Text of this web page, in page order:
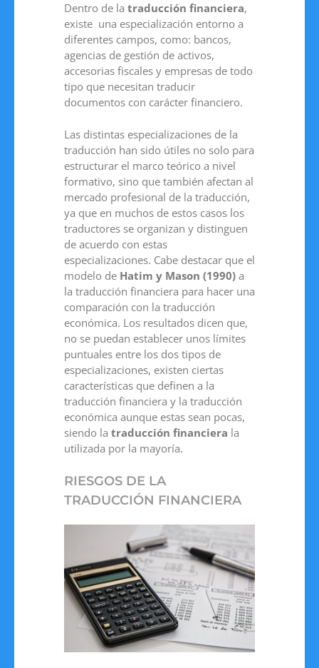
Dentro de la traducción financiera,
existe una especialización entorno a
diferentes campos, como: bancos,
agencias de gestión de activos,
accesorias fiscales y empresas de todo
tipo que necesitan traducir
documentos con carácter financiero.
Las distintas especializaciones de la
traducción han sido útiles no solo para
estructurar el marco teórico a nivel
formativo, sino que también afectan al
mercado profesional de la traducción,
ya que en muchos de estos casos los
traductores se organizan y distinguen
de acuerdo con estas
especializaciones. Cabe destacar que el
modelo de Hatim y Mason (1990) a
la traducción financiera para hacer una
comparación con la traducción
económica. Los resultados dicen que,
no se puedan establecer unos límites
puntuales entre los dos tipos de
especializaciones, existen ciertas
características que definen a la
traducción financiera y la traducción
económica aunque estas sean pocas,
siendo la traducción financiera la
utilizada por la mayoría.
RIESGOS DE LA
TRADUCCIÓN FINANCIERA